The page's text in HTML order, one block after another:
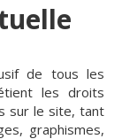
de tous les
les droits
sur le site, tant
graphismes,